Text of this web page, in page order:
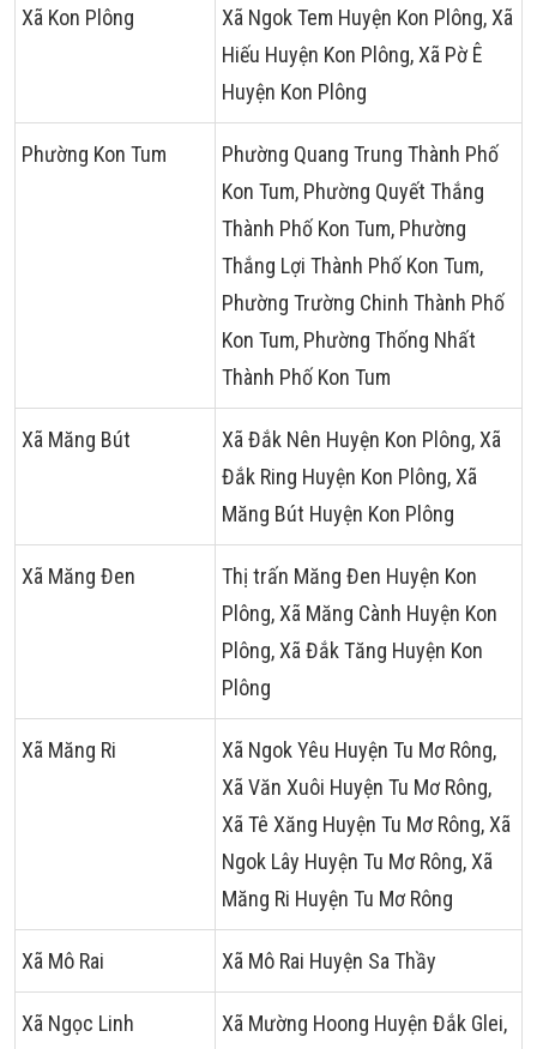
Xã Kon Plông
Xã Ngok Tem Huyện Kon Plông, Xã
Hiếu Huyện Kon Plông, Xã Pờ Ê
Huyện Kon Plông
Phường Kon Tum
Phường Quang Trung Thành Phố
Kon Tum, Phường Quyết Thắng
Thành Phố Kon Tum, Phường
Thắng Lợi Thành Phố Kon Tum,
Phường Trường Chinh Thành Phố
Kon Tum, Phường Thống Nhất
Thành Phố Kon Tum
Xã Măng Bút
Xã Đắk Nên Huyện Kon Plông, Xã
Đắk Ring Huyện Kon Plông, Xã
Măng Bút Huyện Kon Plông
Xã Măng Đen
Thị trấn Măng Đen Huyện Kon
Plông, Xã Măng Cành Huyện Kon
Plông, Xã Đắk Tăng Huyện Kon
Plông
Xã Măng Ri
Xã Ngok Yêu Huyện Tu Mơ Rông,
Xã Văn Xuôi Huyện Tu Mơ Rông,
Xã Tê Xăng Huyện Tu Mơ Rông, Xã
Ngok Lây Huyện Tu Mơ Rông, Xã
Măng Ri Huyện Tu Mơ Rông
Xã Mô Rai Xã Mô Rai Huyện Sa Thầy
Xã Ngọc Linh
Xã Mường Hoong Huyện Đắk Glei,